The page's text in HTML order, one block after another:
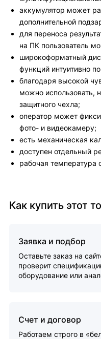
аккумулятор может
дополнительной
для переноса
на ПК пользователь
широкоформатный
функций интуитивно
благодаря высокой
можно использовать,
защитного чехла;
оператор может
фото- и видеокамеру;
есть механическая
доступен отдельный
рабочая температура
Как купить этот
Заявка и подбор
Оставьте заказ на
проверит
оборудование или
Счет и договор
Работаем строго в